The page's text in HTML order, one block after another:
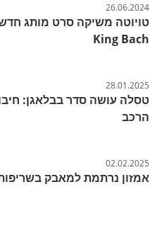
26.06.2024
King Bach
28.01.2025
טסלה עושה סדר בבלאגן:
הרכב
02.02.2025
אמזון נרתמת למאבק